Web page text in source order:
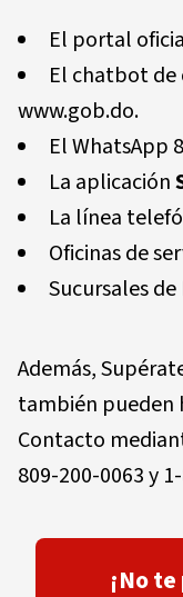
El portal
El chatbot
www.gob.do.
El WhatsApp
La aplicación
La línea
Oficinas de
Sucursales
Además,
también pueden
Contacto
809-200-0063 y
¡No